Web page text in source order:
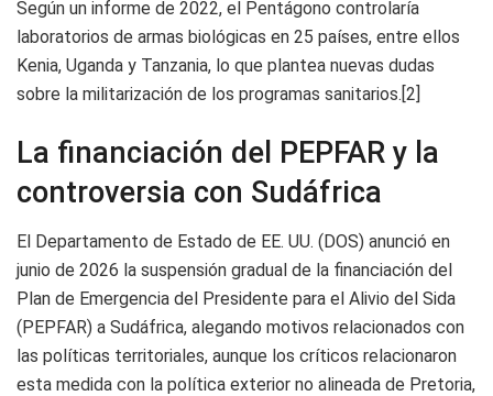
Según un informe de 2022, el Pentágono controlaría
laboratorios de armas biológicas en 25 países, entre ellos
Kenia, Uganda y Tanzania, lo que plantea nuevas dudas
sobre la militarización de los programas sanitarios.[2]
La financiación del PEPFAR y la
controversia con Sudáfrica
El Departamento de Estado de EE. UU. (DOS) anunció en
junio de 2026 la suspensión gradual de la financiación del
Plan de Emergencia del Presidente para el Alivio del Sida
(PEPFAR) a Sudáfrica, alegando motivos relacionados con
las políticas territoriales, aunque los críticos relacionaron
esta medida con la política exterior no alineada de Pretoria,